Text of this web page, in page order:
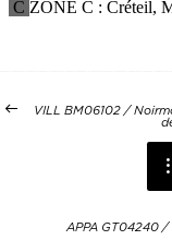
VILL BM06102 /
APPA GT04240 /